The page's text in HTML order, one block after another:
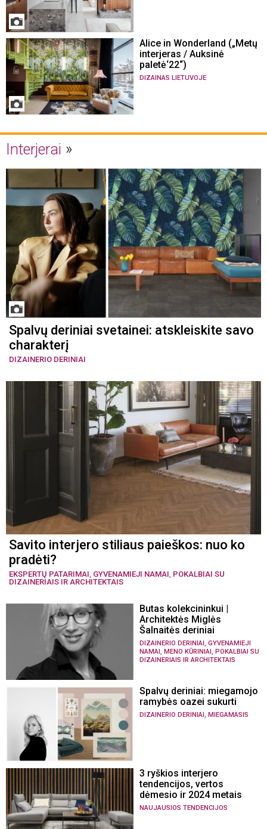
Alice in Wonderland („Metų
interjeras / Auksinė
paletė‘22“)
DIZAINAS LIETUVOJE
Interjerai
Spalvų deriniai svetainei: atskleiskite savo
charakterį
DIZAINERIO DERINIAI
Savito interjero stiliaus paieškos: nuo ko
pradėti?
EKSPERTŲ PATARIMAI GYVENAMIEJI NAMAI POKALBIAI SU
DIZAINERIAIS IR ARCHITEKTAIS
Butas kolekcininkui |
Architektės Miglės
Šalnaitės deriniai
DIZAINERIO DERINIAI GYVENAMIEJI
NAMAI MENO KŪRINIAI POKALBIAI SU
DIZAINERIAIS IR ARCHITEKTAIS
Spalvų deriniai: miegamojo
ramybės oazei sukurti
DIZAINERIO DERINIAI MIEGAMASIS
3 ryškios interjero
tendencijos, vertos
dėmesio ir 2024 metais
NAUJAUSIOS TENDENCIJOS